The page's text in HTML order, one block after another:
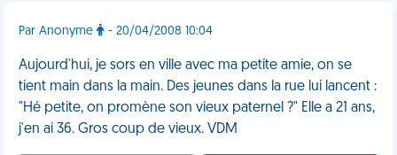
Par Anonyme - 20/04/2008 10:04
Aujourd'hui, je sors en ville avec ma petite amie, on se
tient main dans la main. Des jeunes dans la rue lui lancent :
"Hé petite, on promène son vieux paternel ?" Elle a 21 ans,
j'en ai 36. Gros coup de vieux. VDM